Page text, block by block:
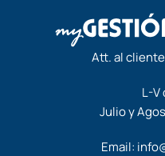
Att. al
L-V
Julio y
Email: